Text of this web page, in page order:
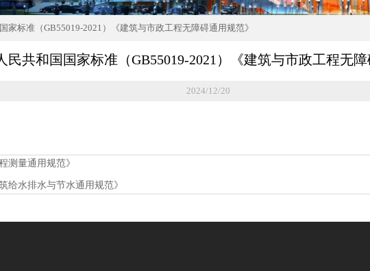
家标准（GB55019-2021）《建筑与市政工程无障碍通用规范》
民共和国国家标准（GB55019-2021）《建筑与市政工程无障
2024/12/20
测量通用规范》
给水排水与节水通用规范》